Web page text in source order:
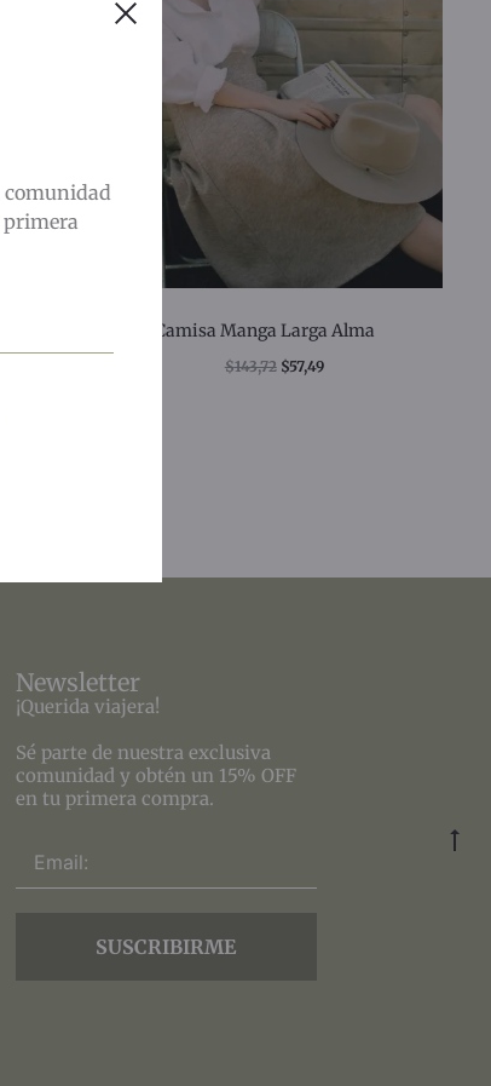
Camisa Manga Larga Alma
$143,72 $57,49
Newsletter
¡Querida viajera!
Sé parte de nuestra exclusiva
comunidad y obtén un 15% OFF
en tu primera compra.
SUSCRIBIRME
comunidad
primera